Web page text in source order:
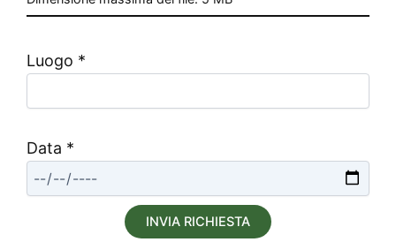
Luogo *
Data *
INVIA RICHIESTA